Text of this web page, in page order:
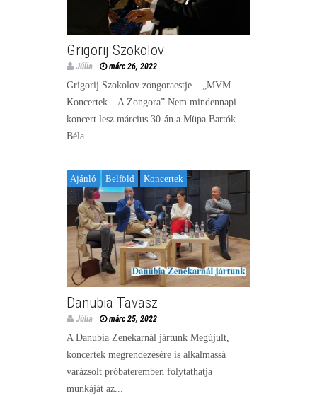
Grigorij Szokolov
Júlia márc 26, 2022
Grigorij Szokolov zongoraestje – „MVM
Koncertek – A Zongora” Nem mindennapi
koncert lesz március 30-án a Müpa Bartók
Béla...
Ajánló Belföld Koncertek
Danubia Tavasz
Júlia márc 25, 2022
A Danubia Zenekarnál jártunk Megújult,
koncertek megrendezésére is alkalmassá
varázsolt próbateremben folytathatja
munkáját az...